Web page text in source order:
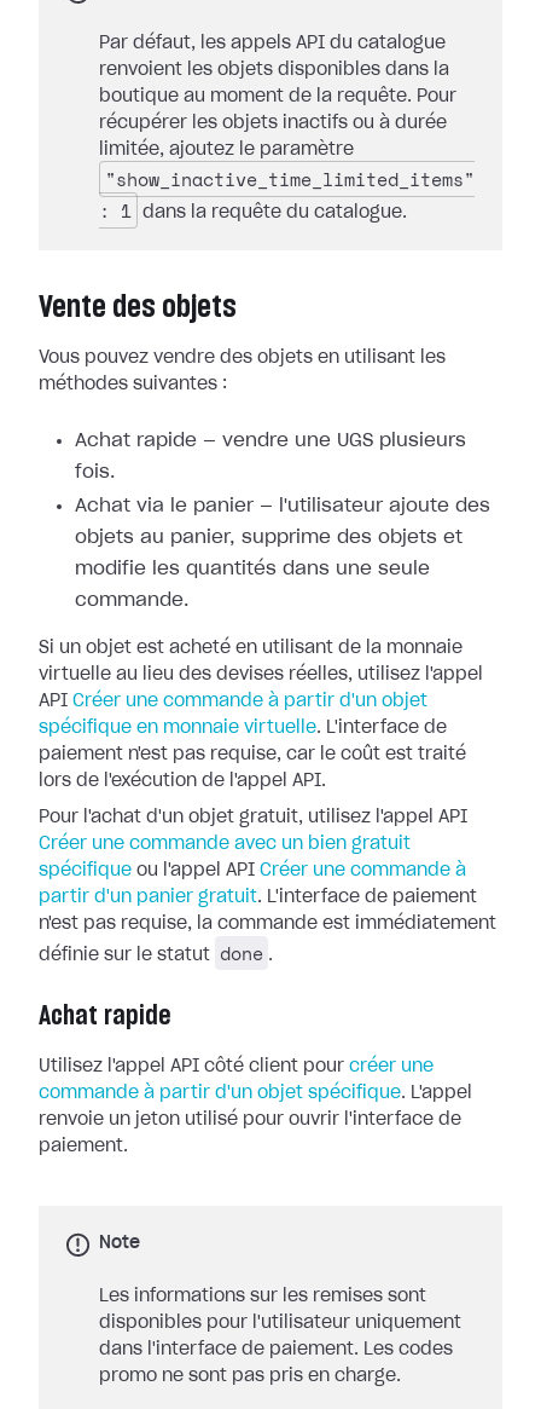
Par défaut, les appels API du catalogue
renvoient les objets disponibles dans la
boutique au moment de la requête. Pour
récupérer les objets inactifs ou à durée
limitée, ajoutez le paramètre
"show_inactive_time_limited_items"
: 1
dans la requête du catalogue.
Vente des objets
Vous pouvez vendre des objets en utilisant les
méthodes suivantes :
Achat rapide — vendre une UGS plusieurs
fois.
Achat via le panier — l'utilisateur ajoute des
objets au panier, supprime des objets et
modifie les quantités dans une seule
commande.
Si un objet est acheté en utilisant de la monnaie
virtuelle au lieu des devises réelles, utilisez l'appel
API Créer une commande à partir d'un objet
spécifique en monnaie virtuelle. L'interface de
paiement n'est pas requise, car le coût est traité
lors de l'exécution de l'appel API.
Pour l'achat d'un objet gratuit, utilisez l'appel API
Créer une commande avec un bien gratuit
spécifique ou l'appel API Créer une commande à
partir d'un panier gratuit. L'interface de paiement
n'est pas requise, la commande est immédiatement
définie sur le statut
done .
Achat rapide
Utilisez l'appel API côté client pour créer une
commande à partir d'un objet spécifique. L'appel
renvoie un jeton utilisé pour ouvrir l'interface de
paiement.
Note
Les informations sur les remises sont
disponibles pour l'utilisateur uniquement
dans l'interface de paiement. Les codes
promo ne sont pas pris en charge.